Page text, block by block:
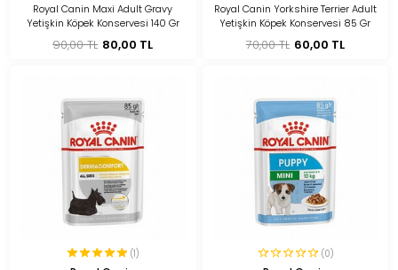
Royal Canin Maxi Adult Gravy
Yetişkin Köpek Konservesi 140 Gr
90,00 TL 80,00 TL
Royal Canin Yorkshire Terrier Adult
Yetişkin Köpek Konservesi 85 Gr
70,00 TL 60,00 TL
(1) (0)